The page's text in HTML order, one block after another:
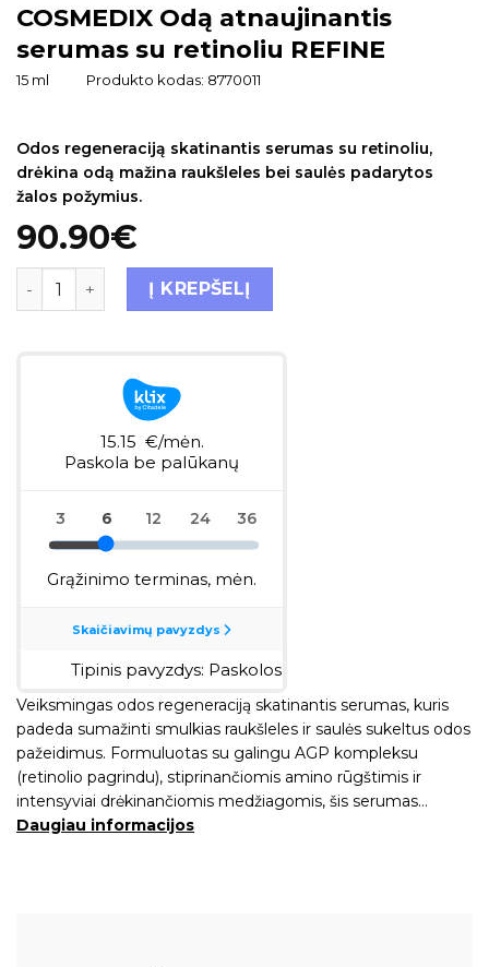
COSMEDIX Odą atnaujinantis
serumas su retinoliu REFINE
15 ml Produkto kodas: 8770011
Odos regeneraciją skatinantis serumas su retinoliu,
drėkina odą mažina raukšleles bei saulės padarytos
žalos požymius.
90.90€
Į KREPŠELĮ
Veiksmingas odos regeneraciją skatinantis serumas, kuris
padeda sumažinti smulkias raukšleles ir saulės sukeltus odos
pažeidimus. Formuluotas su galingu AGP kompleksu
(retinolio pagrindu), stiprinančiomis amino rūgštimis ir
intensyviai drėkinančiomis medžiagomis, šis serumas…
Daugiau informacijos